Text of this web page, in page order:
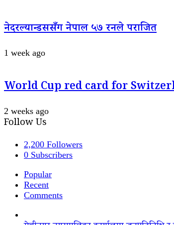
नेदरल्यान्डससँग नेपाल ५७ रनले पराजित
1 week ago
World Cup red card for
2 weeks ago
Follow Us
2,200 Followers
0 Subscribers
Popular
Recent
Comments